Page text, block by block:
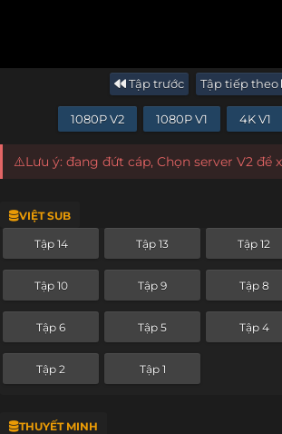
Tập trước Tập tiếp theo
1080P V2 1080P V1 4K V1
⚠️Lưu ý: đang đứt cáp, Chọn server V2 để
VIỆT SUB
Tập 14 Tập 13 Tập 12
Tập 10 Tập 9 Tập 8
Tập 6 Tập 5 Tập 4
Tập 2 Tập 1
THUYẾT MINH